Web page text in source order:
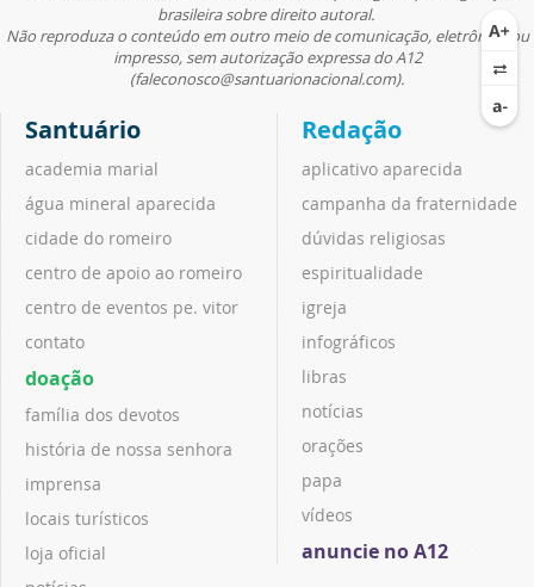
brasileira sobre direito autoral.
Não reproduza o conteúdo em outro meio de comunicação, eletrônico ou
impresso, sem autorização expressa do A12
(faleconosco@santuarionacional.com).
Santuário
academia marial
água mineral aparecida
cidade do romeiro
centro de apoio ao romeiro
centro de eventos pe. vitor
contato
doação
família dos devotos
história de nossa senhora
imprensa
locais turísticos
loja oficial
Redação
aplicativo aparecida
campanha da fraternidade
dúvidas religiosas
espiritualidade
igreja
infográficos
libras
notícias
orações
papa
vídeos
anuncie no A12